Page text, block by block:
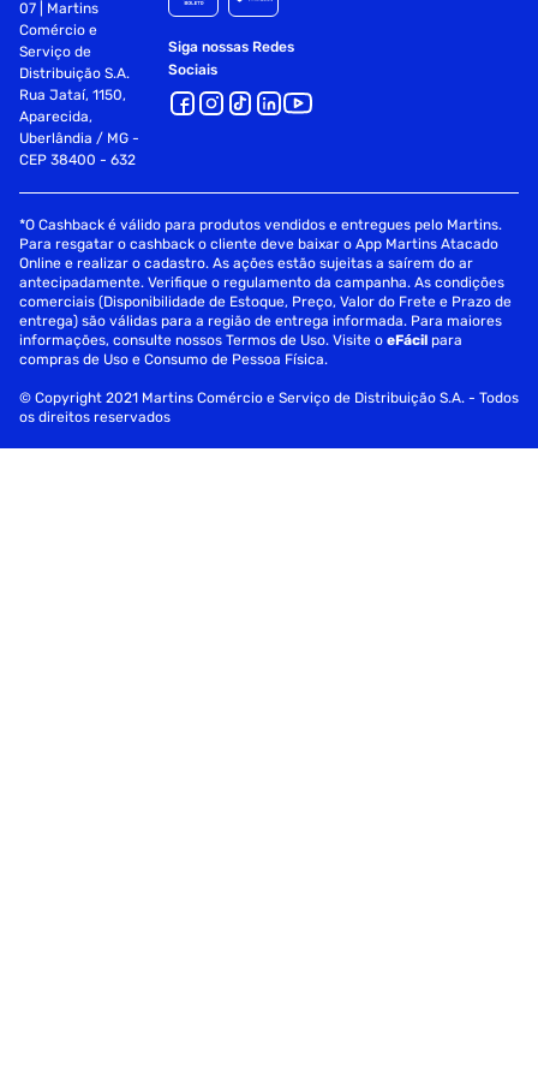
07 | Martins
Comércio e
Serviço de
Distribuição S.A.
Rua Jataí, 1150,
Aparecida,
Uberlândia / MG -
CEP 38400 - 632
Siga nossas Redes
Sociais
*O Cashback é válido para produtos vendidos e entregues pelo Martins.
Para resgatar o cashback o cliente deve baixar o App Martins Atacado
Online e realizar o cadastro. As ações estão sujeitas a saírem do ar
antecipadamente. Verifique o regulamento da campanha. As condições
comerciais (Disponibilidade de Estoque, Preço, Valor do Frete e Prazo de
entrega) são válidas para a região de entrega informada. Para maiores
informações, consulte nossos Termos de Uso. Visite oeFácil para
compras de Uso e Consumo de Pessoa Física.
© Copyright 2021 Martins Comércio e Serviço de Distribuição S.A. - Todos
os direitos reservados